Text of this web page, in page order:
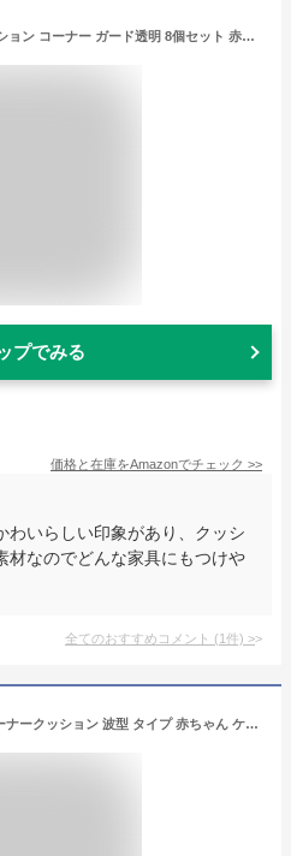
GuLuGuLu コーナークッション コーナー ガード透明 8個セット 赤ちゃん 子供 ケガ防止 保育園 安全対策 家具の角を保護 両面テープ貼り付き (丸型, 透明)
プでみる
価格と在庫をAmazonでチェック >>
わいらしい印象があり、クッシ
材なのでどんな家具にもつけや
全てのおすすめコメント (1件) >
ベビー コーナーガード コーナークッション 波型 タイプ 赤ちゃん ケガ防止 クッション 全長5メートル 直接に使う テープが予メ貼る ブラウン